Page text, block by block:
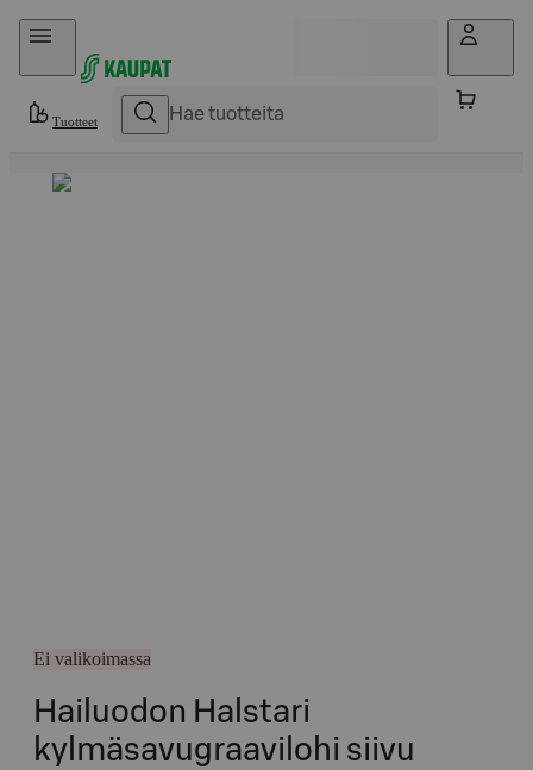
Hyppää sisältöön
Tuotteet
Ei valikoimassa
Hailuodon Halstari
kylmäsavugraavilohi siivu